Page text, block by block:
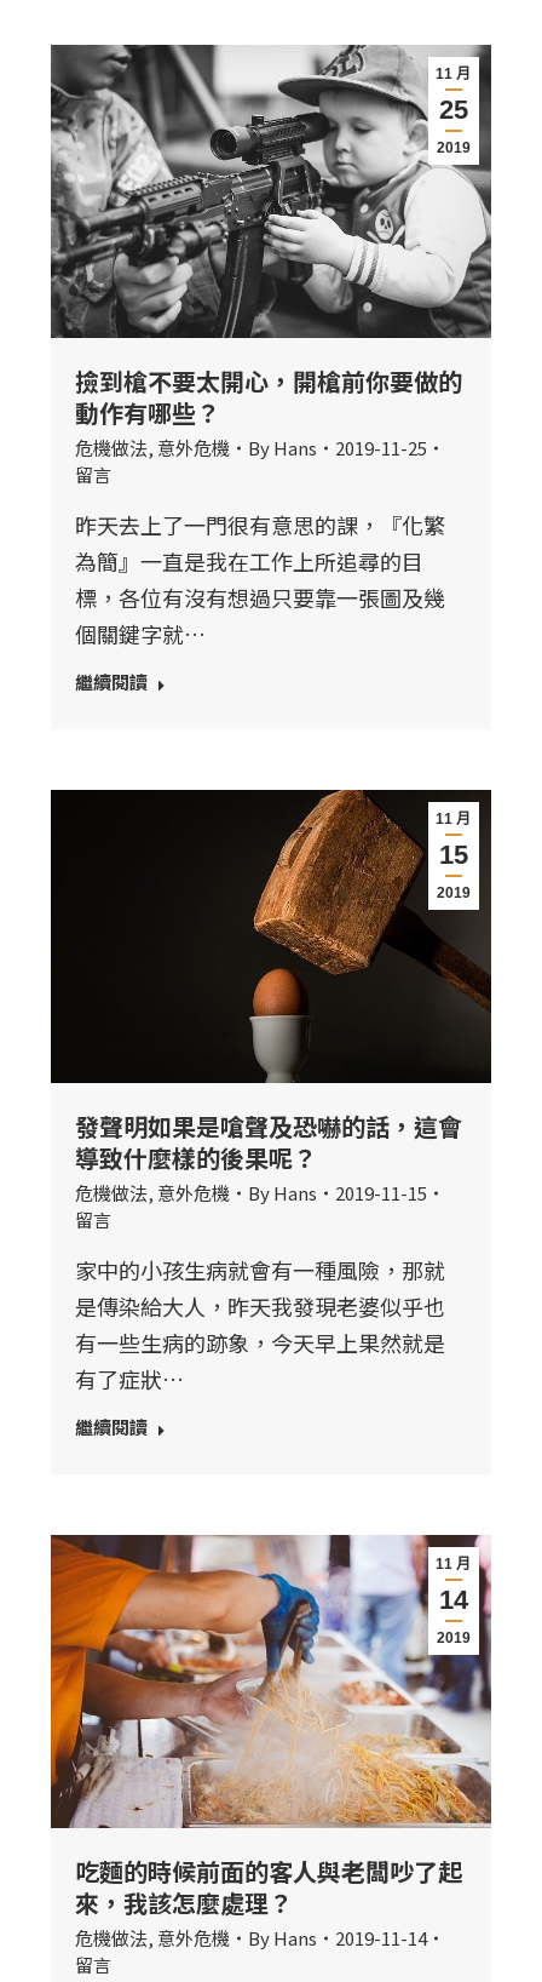
11 月
25
2019
撿到槍不要太開心，開槍前你要做的
動作有哪些？
危機做法, 意外危機 ByHans
2019-11-25
留言
昨天去上了一門很有意思的課，『化繁
為簡』一直是我在工作上所追尋的目
標，各位有沒有想過只要靠一張圖及幾
個關鍵字就…
繼續閱讀
11 月
15
2019
發聲明如果是嗆聲及恐嚇的話，這會
導致什麼樣的後果呢？
危機做法, 意外危機 ByHans
2019-11-15
留言
家中的小孩生病就會有一種風險，那就
是傳染給大人，昨天我發現老婆似乎也
有一些生病的跡象，今天早上果然就是
有了症狀…
繼續閱讀
11 月
14
2019
吃麵的時候前面的客人與老闆吵了起
來，我該怎麼處理？
危機做法, 意外危機 ByHans
2019-11-14
留言